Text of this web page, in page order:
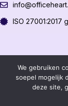
ISO 27001:2017
©2026
Algemene
We gebruiken
soepel mogelijk
deze site,